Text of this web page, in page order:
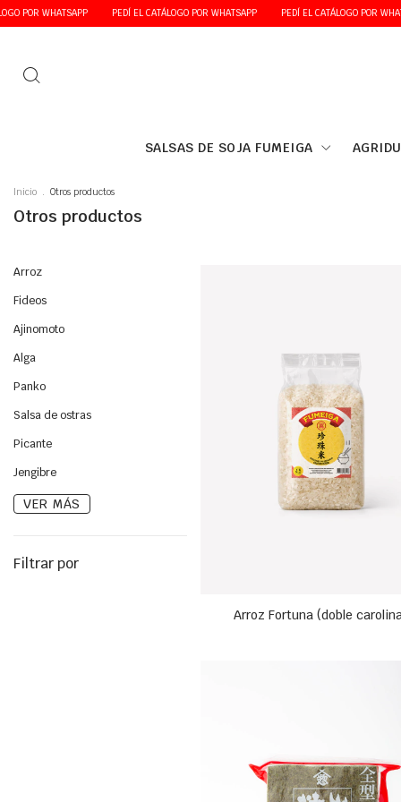
PEDÍ EL CATÁLOGO POR WHATSAPP PEDÍ EL CATÁLOGO POR WHATSAPP
SALSAS DE SOJA FUMEIGA
Inicio . Otros productos
Otros productos
Arroz
Fideos
Ajinomoto
Alga
Panko
Salsa de ostras
Picante
Jengibre
VER MÁS
Filtrar por
Arroz Fortuna (doble